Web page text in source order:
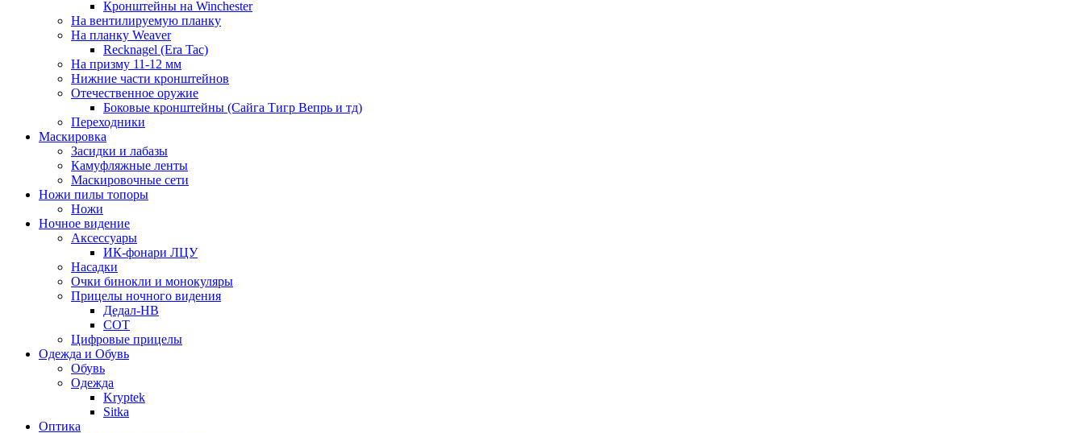
Кронштейны на Winchester
На вентилируемую планку
На планку Weaver
Recknagel (Era Tac)
На призму 11-12 мм
Нижние части кронштейнов
Отечественное оружие
Боковые кронштейны (Сайга Тигр Вепрь и тд)
Переходники
Маскировка
Засидки и лабазы
Камуфляжные ленты
Маскировочные сети
Ножи пилы топоры
Ножи
Ночное видение
Аксессуары
ИК-фонари ЛЦУ
Насадки
Очки бинокли и монокуляры
Прицелы ночного видения
Дедал-НВ
СОТ
Цифровые прицелы
Одежда и Обувь
Обувь
Одежда
Kryptek
Sitka
Оптика